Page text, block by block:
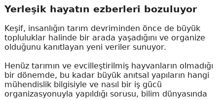
Yerleşik hayatın ezberleri bozuluyor
Keşif, insanlığın tarım devriminden önce de büyük
topluluklar halinde bir arada yaşadığını ve organize
olduğunu kanıtlayan yeni veriler sunuyor.
Henüz tarımın ve evcilleştirilmiş hayvanların olmadığı
bir dönemde, bu kadar büyük anıtsal yapıların hangi
mühendislik bilgisiyle ve nasıl bir iş gücü
organizasyonuyla yapıldığı sorusu, bilim dünyasında